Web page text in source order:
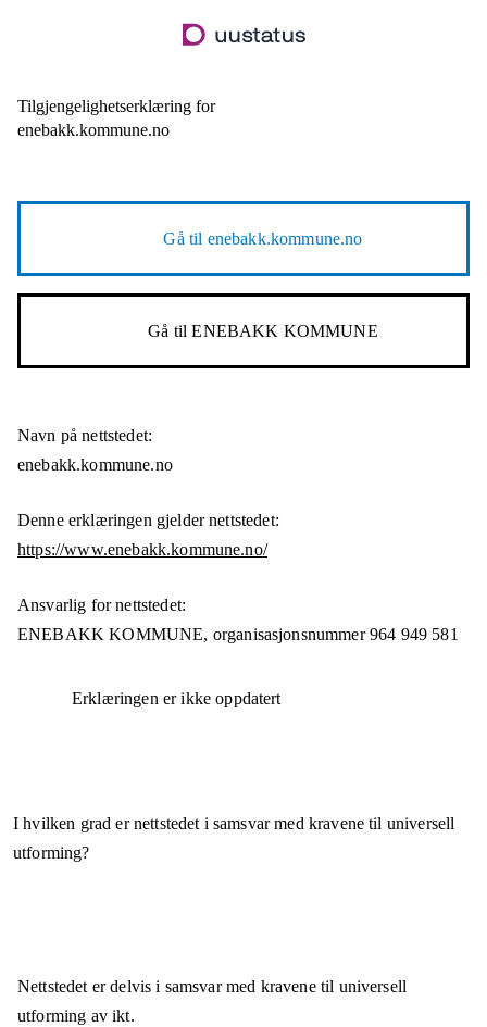
til
Tilgjengelighetserklæring for
enebakk.kommune.no
Gå til enebakk.kommune.no
Gå tilENEBAKK KOMMUNE
Navn på nettstedet:
enebakk.kommune.no
Denne erklæringen gjelder nettstedet:
https://www.enebakk.kommune.no/
Ansvarlig for nettstedet:
ENEBAKK KOMMUNE, organisasjonsnummer 964 949 581
Erklæringen er ikke oppdatert
I hvilken grad er nettstedet i samsvar med kravene til universell
utforming?
Nettstedet erdelvis i samsvarmed kravene til universell
utforming av ikt.